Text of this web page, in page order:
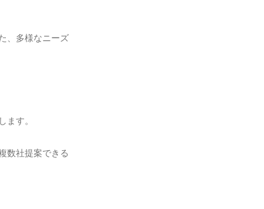
、多様なニーズ
ます。
数社提案できる